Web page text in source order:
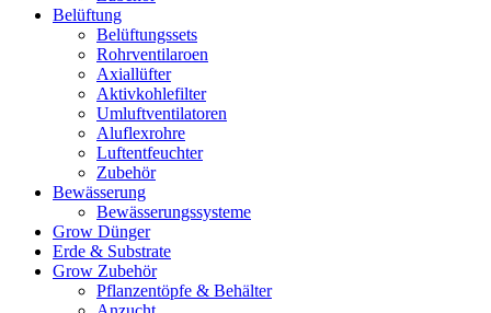
Belüftung
Belüftungssets
Rohrventilaroen
Axiallüfter
Aktivkohlefilter
Umluftventilatoren
Aluflexrohre
Luftentfeuchter
Zubehör
Bewässerung
Bewässerungssysteme
Grow Dünger
Erde & Substrate
Grow Zubehör
Pflanzentöpfe & Behälter